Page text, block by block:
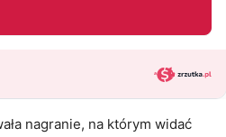
nagranie, na którym widać